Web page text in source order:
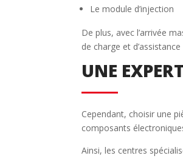
Le module d’injection
De plus, avec l’arrivée
de charge et
UNE
Cependant, choisir une
composants
Ainsi, les centres